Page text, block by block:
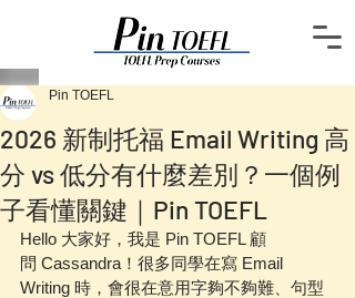
2026 新制托福 Email Writing 高
分 vs 低分有什麼差別？一個例
子看懂關鍵｜Pin TOEFL
Pin TOEFL
Hello 大家好，我是 Pin TOEFL 顧
問 Cassandra！很多同學在寫 Email
Writing 時，會很在意用字夠不夠難、句型